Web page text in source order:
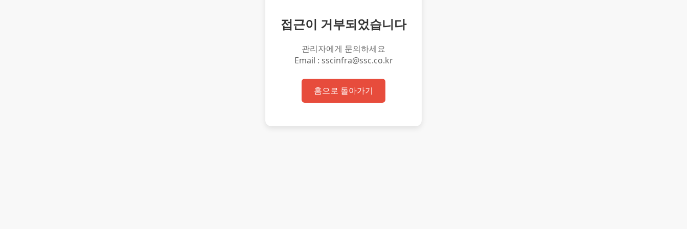
접근이 거부되었습니다
관리자에게 문의하세요
Email : sscinfra@ssc.co.kr
홈으로 돌아가기